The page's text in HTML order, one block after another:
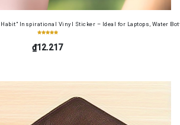
Inspirational Vinyl Sticker – Ideal for Laptops, Water
₫12.217